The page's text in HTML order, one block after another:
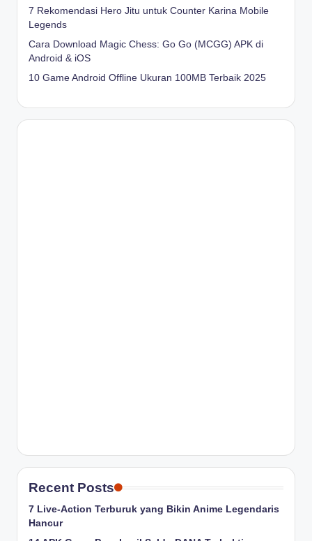
7 Rekomendasi Hero Jitu untuk Counter Karina Mobile
Legends
Cara Download Magic Chess: Go Go (MCGG) APK di
Android & iOS
10 Game Android Offline Ukuran 100MB Terbaik 2025
Recent Posts
7 Live-Action Terburuk yang Bikin Anime Legendaris
Hancur